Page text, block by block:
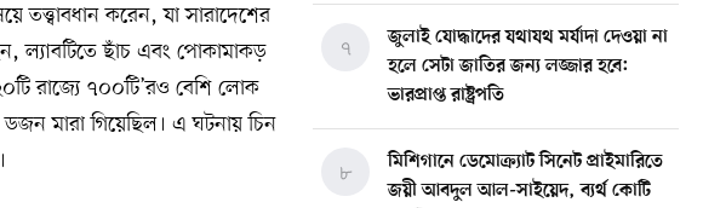
তত্ত্বাবধান করেন, যা সারাদেশের
ল্যাবটিতে ছাঁচ এবং পোকামাকড়
রাজ্যে ৭০০টি’রও বেশি লোক
মারা গিয়েছিল। এ ঘটনায় চিন
জুলাই যোদ্ধাদের যথাযথ মর্যাদা দেওয়া না
হলে সেটা জাতির জন্য লজ্জার হবে:
ভারপ্রাপ্ত রাষ্ট্রপতি
৭
মিশিগানে ডেমোক্র্যাট সিনেট প্রাইমারিতে
জয়ী আবদুল আল-সাইয়েদ, ব্যর্থ কোটি
৮